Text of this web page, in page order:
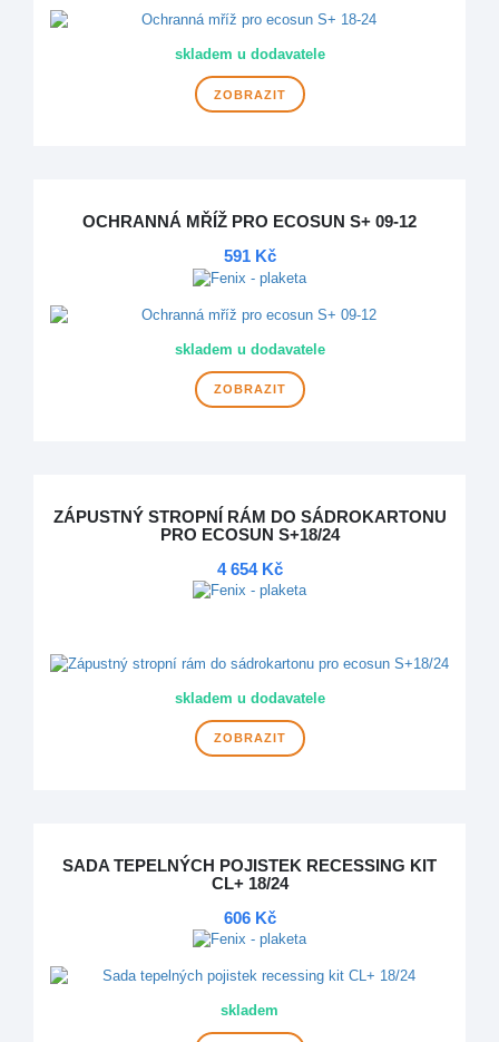
skladem u dodavatele
ZOBRAZIT
OCHRANNÁ MŘÍŽ PRO ECOSUN S+ 09-12
591 Kč
skladem u dodavatele
ZOBRAZIT
ZÁPUSTNÝ STROPNÍ RÁM DO SÁDROKARTONU
PRO ECOSUN S+18/24
4 654 Kč
skladem u dodavatele
ZOBRAZIT
SADA TEPELNÝCH POJISTEK RECESSING KIT
CL+ 18/24
606 Kč
skladem